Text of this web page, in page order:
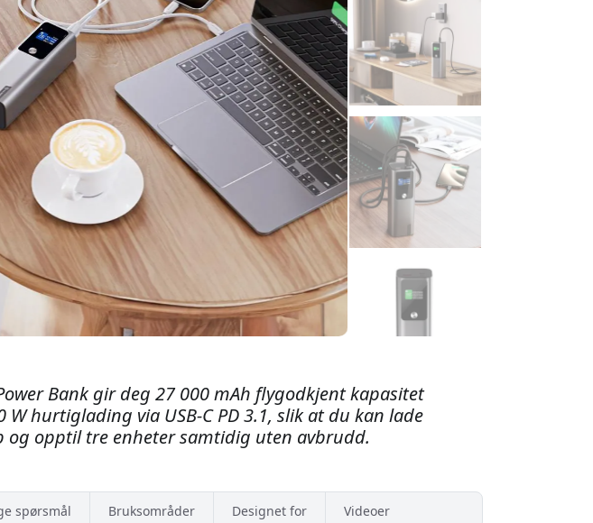
Bank gir deg 27 000 mAh flygodkjent kapasitet
W hurtiglading via USB-C PD 3.1, slik at du kan lade
og opptil tre enheter samtidig uten avbrudd.
spørsmål Bruksområder Designet for Videoer